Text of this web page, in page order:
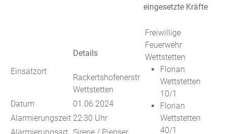
Einsatzort
Details
Rackertshofenerstr
Wettstetten
Datum
01.06.2024
Alarmierungszeit 22:30 Uhr
eingesetzte Kräfte
Freiwillige
Feuerwehr
Wettstetten
Florian
Wettstetten
10/1
Florian
Wettstetten
40/1